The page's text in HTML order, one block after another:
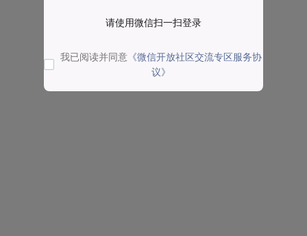
请使用微信扫一扫登录
我已阅读并同意 《微信开放社区交流专区服务协
议》